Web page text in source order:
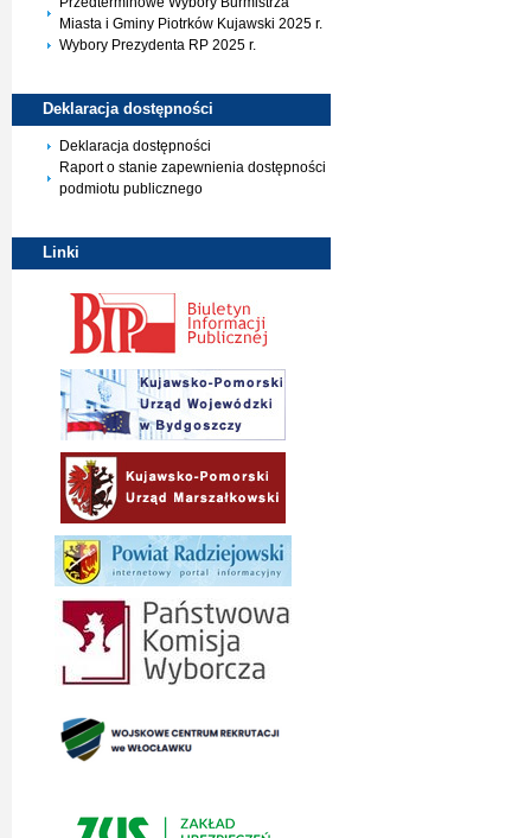
Miasta i Gminy Piotrków Kujawski 2025 r.
Wybory Prezydenta RP 2025 r.
Deklaracja dostępności
Deklaracja dostępności
Raport o stanie zapewnienia dostępności
podmiotu publicznego
Linki